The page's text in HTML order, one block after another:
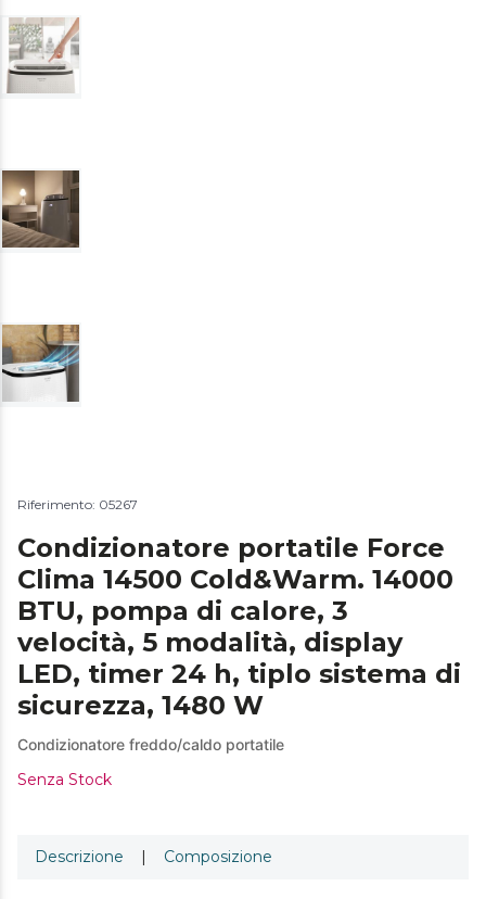
Riferimento: 05267
Condizionatore portatile Force
Clima 14500 Cold&Warm. 14000
BTU, pompa di calore, 3
velocità, 5 modalità, display
LED, timer 24 h, tiplo sistema di
sicurezza, 1480 W
Condizionatore freddo/caldo portatile
Senza Stock
Descrizione | Composizione